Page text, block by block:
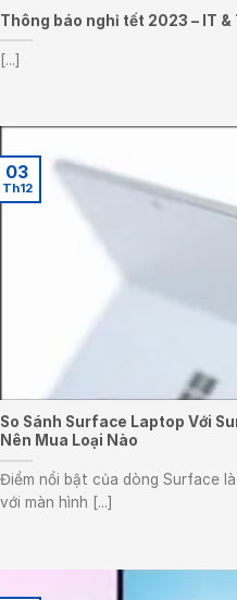
Thông báo nghỉ tết 2023 – IT &
[...]
So Sánh Surface Laptop Với
Nên Mua Loại Nào
Điểm nổi bật của dòng Surface
với màn hình [...]
03
Th12